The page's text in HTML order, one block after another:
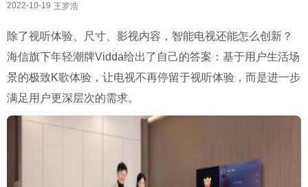
2022-10-19 王罗浩
除了视听体验、尺寸、影视内容，智能电视还能怎么创新？
海信旗下年轻潮牌Vidda给出了自己的答案：基于用户生活场
景的极致K歌体验，让电视不再停留于视听体验，而是进一步
满足用户更深层次的需求。